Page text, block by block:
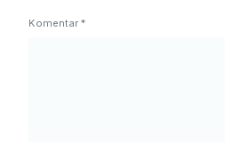
Komentar*